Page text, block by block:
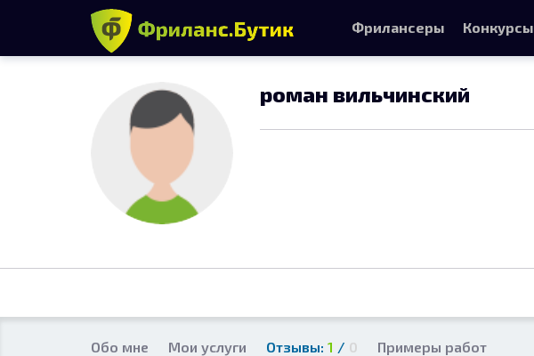
роман вильчинский
Обо мне Мои услуги Отзывы: 1 / 0 Примеры работ
Фрилансеры Конкурсы